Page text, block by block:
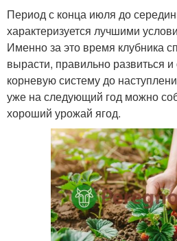
Период с конца июля до
характеризуется лучшими
Именно за это время клубника
вырасти, правильно развиться
корневую систему до
уже на следующий год можно
хороший урожай ягод.